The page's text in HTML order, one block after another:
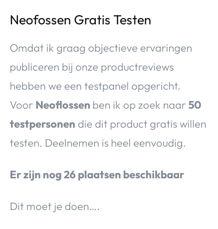
Neofossen Gratis Testen
Omdat ik graag objectieve ervaringen
publiceren bij onze productreviews
hebben we een testpanel opgericht.
Voor Neoflossen ben ik op zoek naar50
testpersonen die dit product gratis willen
testen. Deelnemen is heel eenvoudig.
Er zijn nog 26 plaatsen beschikbaar
Dit moet je doen….